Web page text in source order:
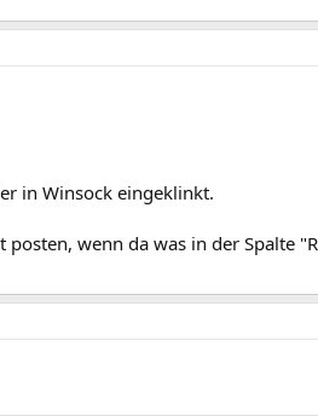
in Winsock eingeklinkt.
wenn da was in der Spalte